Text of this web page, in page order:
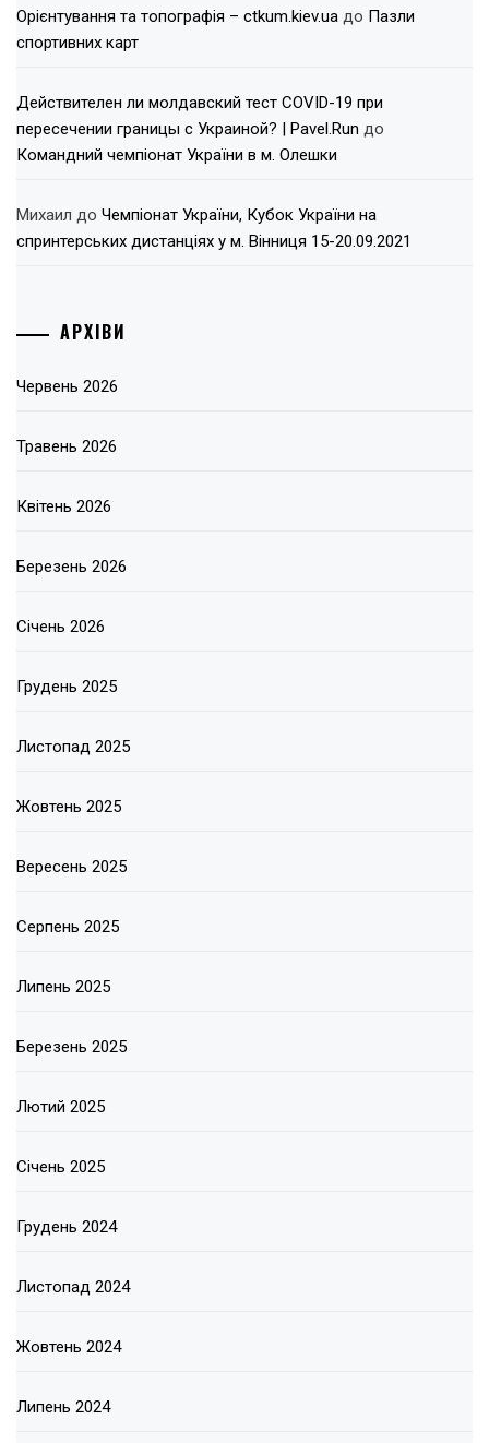
Орієнтування та топографія – ctkum.kiev.ua до Пазли
спортивних карт
Действителен ли молдавский тест COVID-19 при
пересечении границы с Украиной? | Pavel.Run до
Командний чемпіонат України в м. Олешки
Михаил до Чемпіонат України, Кубок України на
спринтерських дистанціях у м. Вінниця 15-20.09.2021
АРХІВИ
Червень 2026
Травень 2026
Квітень 2026
Березень 2026
Січень 2026
Грудень 2025
Листопад 2025
Жовтень 2025
Вересень 2025
Серпень 2025
Липень 2025
Березень 2025
Лютий 2025
Січень 2025
Грудень 2024
Листопад 2024
Жовтень 2024
Липень 2024